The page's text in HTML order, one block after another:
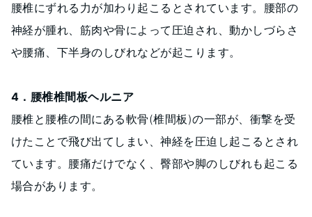
腰椎にずれる力が加わり起こるとされています。腰部の
神経が腫れ、筋肉や骨によって圧迫され、動かしづらさ
や腰痛、下半身のしびれなどが起こります。
4．腰椎椎間板ヘルニア
腰椎と腰椎の間にある軟骨(椎間板)の一部が、衝撃を受
けたことで飛び出てしまい、神経を圧迫し起こるとされ
ています。腰痛だけでなく、臀部や脚のしびれも起こる
場合があります。